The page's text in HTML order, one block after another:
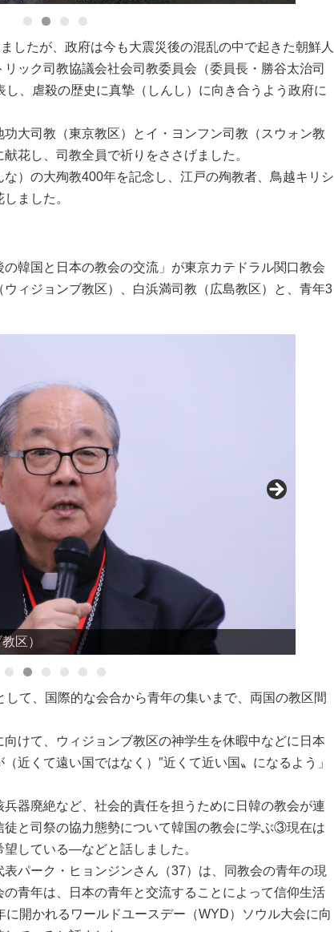
したが、政府は今も大震災後の混乱の中で起きた朝鮮人
ック司教協議会社会司教委員会（委員長・勝谷太治司
、虐殺の歴史に真摯（しんし）に向き合うよう政府に
大司教（東京教区）とイ・ヨンフン司教（スウォン教
花し、司教全員で祈りをささげました。
）の大殉教400年を記念し、江戸の殉教者、鳥越キリシ
ました。
韓国と日本の教会の交流」が東京カテドラル関口教会
ウィジョンブ教区）、白浜満司教（広島教区）と、青年3
区）
て、国際的な会合から青年の集いまで、両国の教区間
けて、ウィジョンブ教区の神学生を休暇中などに日本
近くて遠い国ではなく）″近くて近い国〟になるよう」
器廃絶など、社会的責任を担うために日韓の教会が連
と司祭の協力態勢について韓国の教会に学ぶ③現在は
している―などと話しました。
パーク・ヒョンジンさん（37）は、同教会の青年の現
青年は、日本の青年と交流することによって信仰生活
開かれるワールドユースデー（WYD）ソウル大会に向